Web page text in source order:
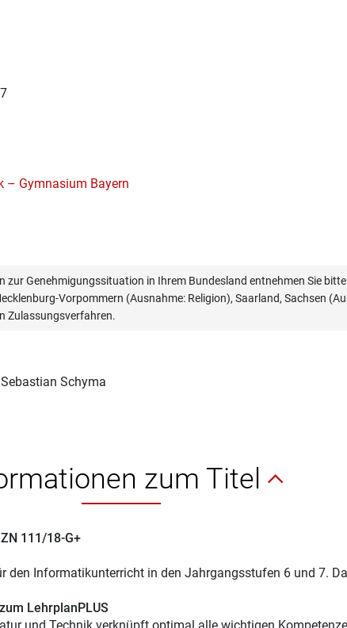
– Gymnasium Bayern
zur Genehmigungssituation in Ihrem Bundesland entnehmen Sie bitte
Vorpommern (Ausnahme: Religion), Saarland, Sachsen
Zulassungsverfahren.
Sebastian Schyma
zum Titel
111/18-G+
den Informatikunterricht in den Jahrgangsstufen 6 und 7.
LehrplanPLUS